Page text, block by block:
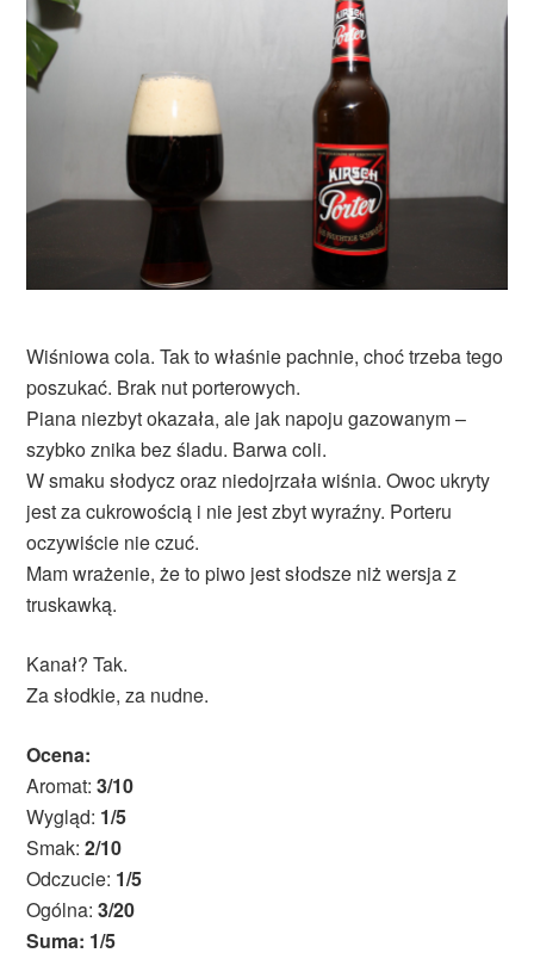
Wiśniowa cola. Tak to właśnie pachnie, choć trzeba tego
poszukać. Brak nut porterowych.
Piana niezbyt okazała, ale jak napoju gazowanym –
szybko znika bez śladu. Barwa coli.
W smaku słodycz oraz niedojrzała wiśnia. Owoc ukryty
jest za cukrowością i nie jest zbyt wyraźny. Porteru
oczywiście nie czuć.
Mam wrażenie, że to piwo jest słodsze niż wersja z
truskawką.
Kanał? Tak.
Za słodkie, za nudne.
Ocena:
Aromat:3/10
Wygląd: 1/5
Smak:2/10
Odczucie: 1/5
Ogólna:3/20
Suma: 1/5